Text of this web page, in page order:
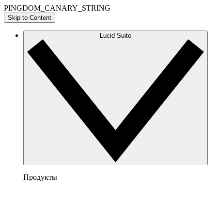
PINGDOM_CANARY_STRING
Skip to Content
Lucid Suite
Продукты